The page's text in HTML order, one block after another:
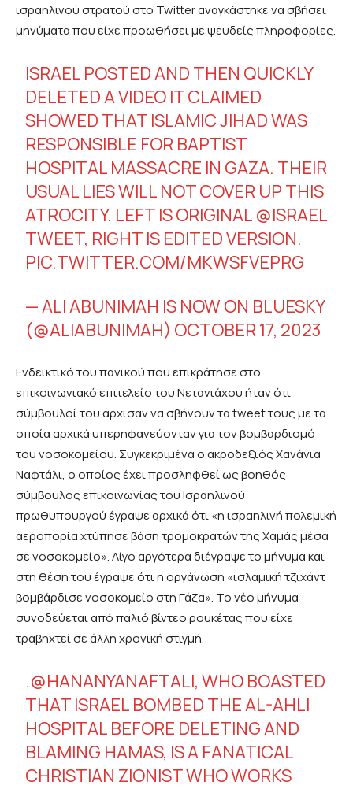
ισραηλινού στρατού στο Twitter αναγκάστηκε να σβήσει
μηνύματα που είχε προωθήσει με ψευδείς πληροφορίες.
ISRAEL POSTED AND THEN QUICKLY
DELETED A VIDEO IT CLAIMED
SHOWED THAT ISLAMIC JIHAD WAS
RESPONSIBLE FOR BAPTIST
HOSPITAL MASSACRE IN GAZA. THEIR
USUAL LIES WILL NOT COVER UP THIS
ATROCITY. LEFT IS ORIGINAL @ISRAEL
TWEET, RIGHT IS EDITED VERSION.
PIC.TWITTER.COM/MKWSFVEPRG
— ALI ABUNIMAH IS NOW ON BLUESKY
(@ALIABUNIMAH) OCTOBER 17, 2023
Ενδεικτικό του πανικού που επικράτησε στο
επικοινωνιακό επιτελείο του Νετανιάχου ήταν ότι
σύμβουλοί του άρχισαν να σβήνουν τα tweet τους με τα
οποία αρχικά υπερηφανεύονταν για τον βομβαρδισμό
του νοσοκομείου. Συγκεκριμένα ο ακροδεξιός Χανάνια
Ναφτάλι, ο οποίος έχει προσληφθεί ως βοηθός
σύμβουλος επικοινωνίας του Ισραηλινού
πρωθυπουργού έγραψε αρχικά ότι «η ισραηλινή πολεμική
αεροπορία χτύπησε βάση τρομοκρατών της Χαμάς μέσα
σε νοσοκομείο». Λίγο αργότερα διέγραψε το μήνυμα και
στη θέση του έγραψε ότι η οργάνωση «ισλαμική τζιχάντ
βομβάρδισε νοσοκομείο στη Γάζα». Το νέο μήνυμα
συνοδεύεται από παλιό βίντεο ρουκέτας που είχε
τραβηχτεί σε άλλη χρονική στιγμή.
.@HANANYANAFTALI, WHO BOASTED
THAT ISRAEL BOMBED THE AL-AHLI
HOSPITAL BEFORE DELETING AND
BLAMING HAMAS, IS A FANATICAL
CHRISTIAN ZIONIST WHO WORKS